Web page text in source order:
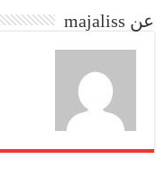
n
عن majaliss